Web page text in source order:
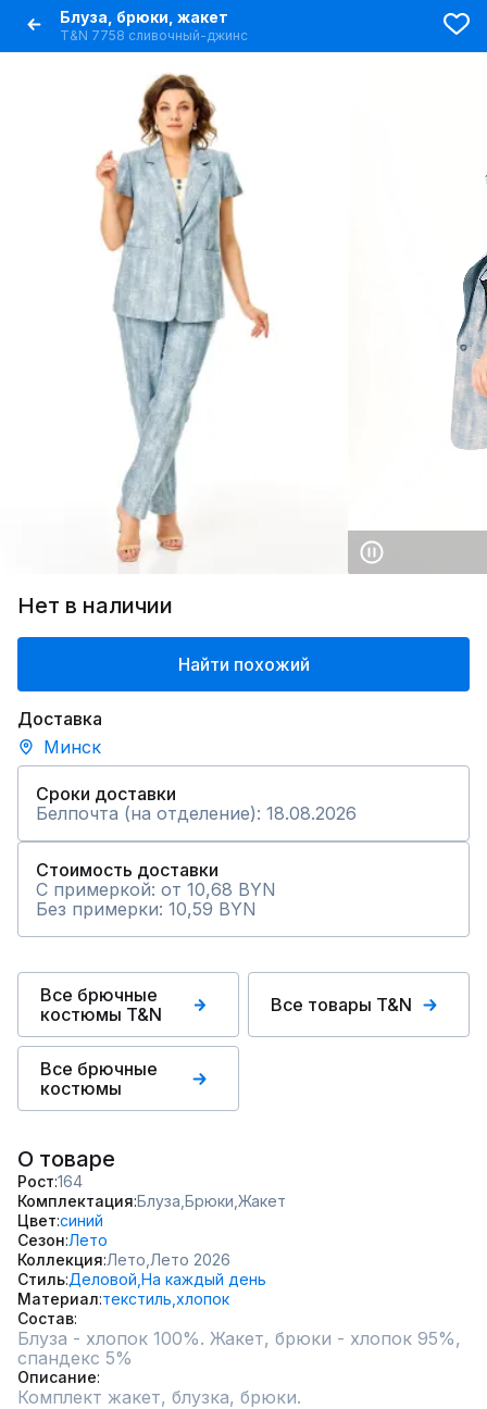
Блуза, брюки, жакет
T&N 7758 сливочный-джинс
Нет в наличии
Найти похожий
Доставка
Минск
Сроки доставки
Белпочта (на отделение): 18.08.2026
Стоимость доставки
С примеркой: от 10,68 BYN
Без примерки: 10,59 BYN
Все брючные
костюмы T&N
Все товары T&N
Все брючные
костюмы
О товаре
Рост 164
Комплектация Блуза, Брюки, Жакет
Цвет синий
Сезон Лето
Коллекция Лето, Лето 2026
Стиль Деловой, На каждый день
Материал текстиль, хлопок
Состав
Блуза - хлопок 100%. Жакет, брюки - хлопок 95%,
спандекс 5%
Описание
Комплект жакет, блузка, брюки.